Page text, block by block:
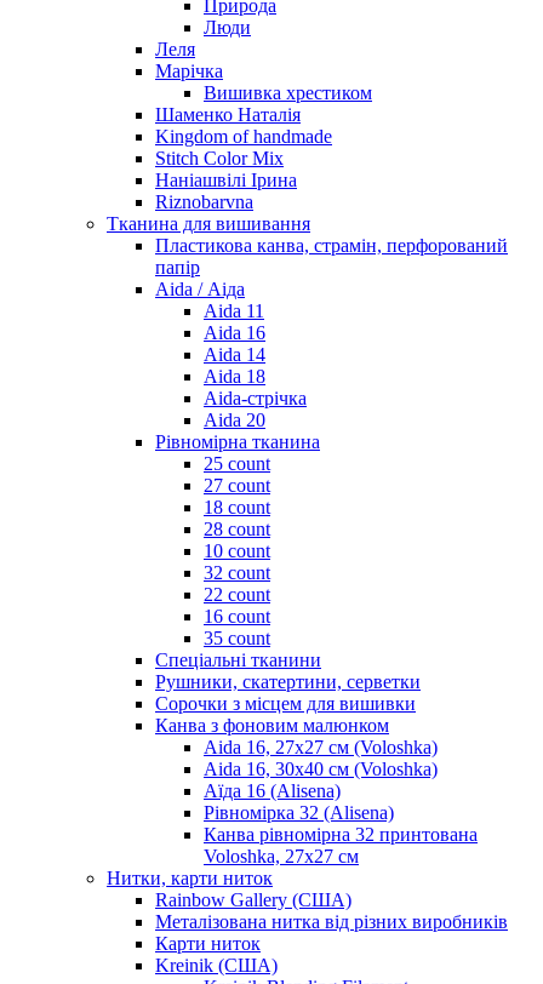
Природа
Люди
Леля
Марічка
Вишивка хрестиком
Шаменко Наталія
Kingdom of handmade
Stitch Color Mix
Наніашвілі Ірина
Riznobarvna
Тканина для вишивання
Пластикова канва, страмін, перфорований
папір
Aida / Аіда
Aida 11
Aida 16
Aida 14
Aida 18
Aida-стрічка
Aida 20
Рівномірна тканина
25 count
27 count
18 count
28 count
10 count
32 count
22 count
16 count
35 count
Спеціальні тканини
Рушники, скатертини, серветки
Сорочки з місцем для вишивки
Канва з фоновим малюнком
Aida 16, 27х27 см (Voloshka)
Aida 16, 30х40 см (Voloshka)
Аїда 16 (Alisena)
Рівномірка 32 (Alisena)
Канва рівномірна 32 принтована
Voloshka, 27х27 см
Нитки, карти ниток
Rainbow Gallery (США)
Металізована нитка від різних виробників
Карти ниток
Kreinik (США)